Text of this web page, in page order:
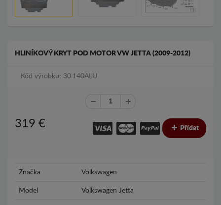
HLINÍKOVÝ KRYT POD MOTOR VW JETTA (2009-2012)
Kód výrobku: 30.140ALU
319 € Přídat
Značka Volkswagen
Model Volkswagen Jetta